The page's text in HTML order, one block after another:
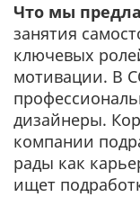
Что мы
занятия
ключевых
мотивации. В
дизайнеры.
компании
рады как
ищет